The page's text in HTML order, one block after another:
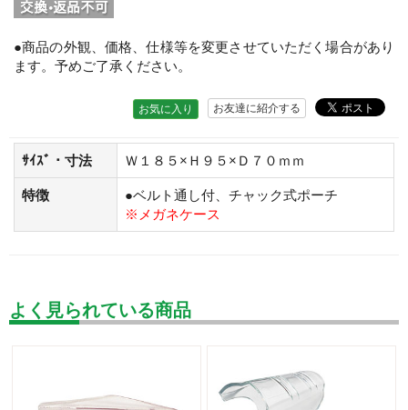
●商品の外観、価格、仕様等を変更させていただく場合があり
ます。予めご了承ください。
お友達に紹介する
お気に入り
ｻｲｽﾞ・寸法 Ｗ１８５×Ｈ９５×Ｄ７０ｍｍ
特徴
●ベルト通し付、チャック式ポーチ
※メガネケース
よく見られている商品